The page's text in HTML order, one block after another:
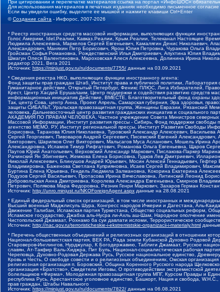
При цитировании и перепечатке материалов ссылка на портал «ИнфоШОС»
Для использования материалов в печатных изданиях необходимо письменное
Если вы увидели ошибку, выделите ее мышкой и нажмите клавиши Ctrl+Enter
©Создание сайта - Инфорос, 2007-2026
* Реестр иностранных средств массовой информации, выполняющих функции
Голос Америки, Idel.Реалии, Кавказ.Реалии, Крым.Реалии, Телеканал Настоящее
Людмила Алексеевна, Маркелов Сергей Евгеньевич, Камалягин Денис Николаевич,
Александрович, Маняхин Петр Борисович, Ярош Юлия Петровна, Чуракова Ольга
Гройсман Софья Романовна, Рождественский Илья Дмитриевич, Апухтина Юлия
Шмагун Олеся Валентиновна, Мароховская Алеся Алексеевна, Долинина Ирина
редактор 2021, Вега 2021
Источник: https://minjust.gov.ru/ru/documents/7755/ данные на 03.09.2021
* Сведения реестра НКО, выполняющих функции иностранного агента:
Фонд защиты прав граждан Штаб, Институт права и публичной политики,
Гуманитарное действие, Открытый Петербург, Феникс ПЛЮС, Лига Избирателей,
Крест, Центр Хасдей Ерушалаим, Центр поддержки и содействия развитию средств
информационных инициатив Действие, ВМЕСТЕ, Благотворительный фонд охраны
Так, центр Сова, центр Анна, Проект Апрель, Самарская губерния, Эра здоровья,
защиты СИБАЛЬТ, Уральская правозащитная группа, Женщины Евразии, Рязанский
человека, Дальневосточный центр развития гражданских инициатив и социального
АКАДЕМИЯ ПО ПРАВАМ ЧЕЛОВЕКА, Частное учреждение Совета Министров северных
Массовой Информации, Институт развития прессы - Сибирь, Фонд поддержки
агентство МЕМО. РУ, Институт региональной прессы, Институт Развития Свободы
Борисовна, Таранова Юлия Николаевна, Туровский Александр Алексеевич,
Сергей Георгиевич, Пивоваров Андрей Сергеевич, Писемский Евгений
Викторович, Шарипков Олег Викторович, Мальсагов Муса Асланович, Мошель Ирина
Александровна, Исламов Тимур Рифгатович, Романова Ольга Евгеньевна, Щаров
Паутов Юрий Анатольевич, Верховский Александр Маркович, Пислакова-Паркер
Рачинский Ян Збигневич, Жемкова Елена Борисовна, Гудков Лев Дмитриевич,
Николай Алексеевич, Блинушов Андрей Юрьевич, Мосин Алексей Геннадьевич,
Владимировна, Баженова Светлана Куприяновна, Исаев Сергей Владимирович,
Буртина Елена Юрьевна, Гендель Людмила Залмановна, Кокорина Екатерина
Подузов Сергей Васильевич, Протасова Ирина Вячеславовна, Литинский Леонид
Добровольская Анна Дмитриевна, Королева Александра Евгеньевна, Смирнов
Петрович, Полякова Мара Федоровна, Резник Генри Маркович, Захаров Герман
Источник: http://unro.minjust.ru/NKOForeignAgent.aspx данные на 28.08.2021
* Единый федеральный список организаций, в том числе иностранных и
Высший военный Маджлисуль Шура, Конгресс народов Ичкерии и Дагестана, Аль-
Движение Талибан, Исламская партия Туркестана, Общество социальных реформ,
Исламское государство, Джабха аль-Нусра ли-Ахль аш-Шам, Народное ополчение
Чистопольский Джамаат, Рохнамо ба суи давлати исломи, Террористическое
Источник: http://nac.gov.ru/terroristicheskie-i-ekstremistskie-organizacii-i-materialy.html
* Перечень общественных объединений и религиозных организаций в отношении
Национал-большевистская партия, ВЕК РА, Рада земли Кубанской Духовно Родовой
Староверов-Инглингов, Нурджулар, К Богодержавию, Таблиги Джамаат, Русское
славян, Ат-Такфир Валь-Хиджра, Пит Буль, Национал-социалистическая рабочая
Череповца, Духовно-Родовая Держава Русь, Русское национальное единство,
Кровь и Честь, О свободе совести и о религиозных объединениях, Омская
религиозная организация п. Боровский, Община Коренного Русского народа
организация «Братство», Свидетели Иеговы, О противодействии экстремистской
болельщиков «Фирма», Молодежная правозащитная группа МПГ, Курсом Правды и
республика Русь, Арестантское уголовное единство, Башкорт, Нация и свобода,
прав граждан, Штабы Навального
Источник: https://minjust.gov.ru/ru/documents/7822/ данные на 06.08.2021